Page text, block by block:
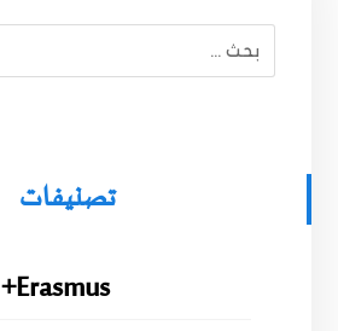
تصنيفات
Erasmus+